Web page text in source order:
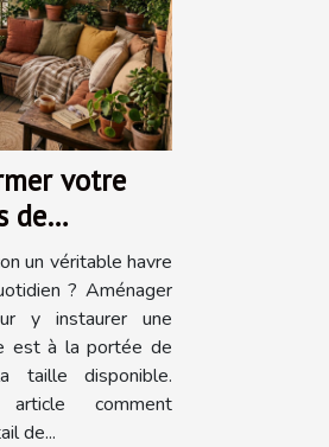
votre
de
un véritable havre
? Aménager
y instaurer une
est à la portée de
disponible.
comment
de...